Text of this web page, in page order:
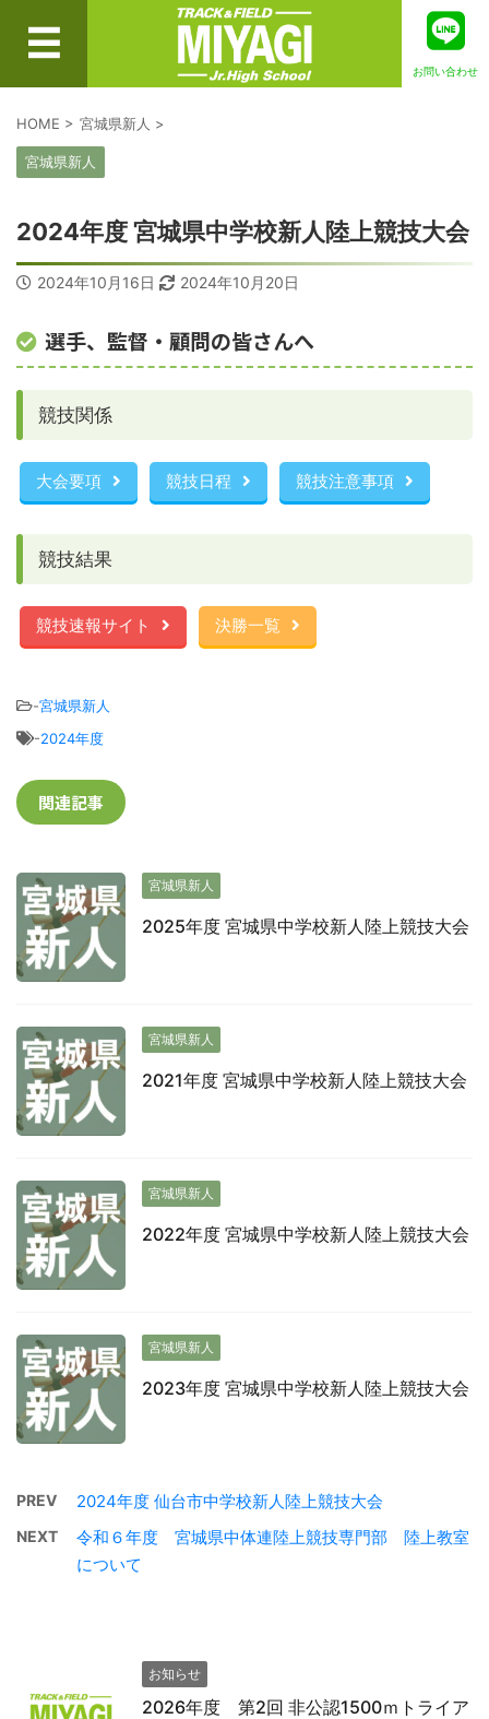
お問い合わせ
HOME > 宮城県新人 >
宮城県新人
2024年度 宮城県中学校新人陸上競技大会
2024年10月16日 2024年10月20日
選手、監督・顧問の皆さんへ
競技関係
大会要項 競技日程 競技注意事項
競技結果
競技速報サイト 決勝一覧
-宮城県新人
-2024年度
関連記事
宮城県新人
2025年度 宮城県中学校新人陸上競技大会
宮城県新人
2021年度 宮城県中学校新人陸上競技大会
宮城県新人
2022年度 宮城県中学校新人陸上競技大会
宮城県新人
2023年度 宮城県中学校新人陸上競技大会
PREV 2024年度 仙台市中学校新人陸上競技大会
NEXT
令和６年度 宮城県中体連陸上競技専門部 陸上教室
について
お知らせ
2026年度 第2回 非公認1500ｍトライア